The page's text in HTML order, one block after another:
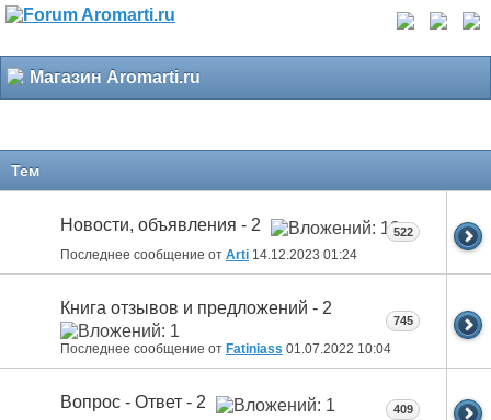
Магазин Aromarti.ru
Тем
Новости, объявления - 2
Последнее сообщение от Arti 14.12.2023 01:24
522
Книга отзывов и предложений - 2
Последнее сообщение от Fatiniass 01.07.2022 10:04
745
Вопрос - Ответ - 2 409